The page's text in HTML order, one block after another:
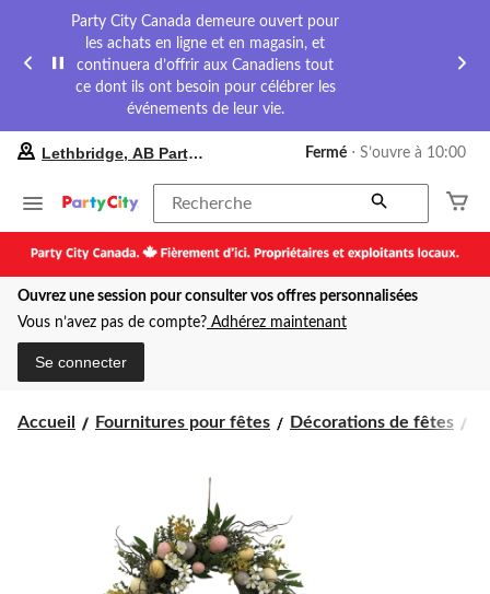
Party City Canada demeure ouvert pour
les achats en ligne et en magasin, et
continuera d’offrir aux Canadiens tout
ce dont ils ont besoin pour célébrer les
événements de leur vie.
préféré
Lethbridge,
Party
City,
courament
Fermé,
pour
Lethbridge, AB Party City Fermé ⋅ S’ouvre à 10:00
Recherche
Ouvrez une session pour consulter vos offres personnalisées
Vous n’avez pas de compte? Adhérez maintenant
Se connecter
Accueil Fournitures pour fêtes Décorations de fêtes